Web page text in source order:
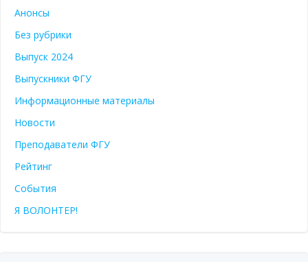
Анонсы
Без рубрики
Выпуск 2024
Выпускники ФГУ
Информационные материалы
Новости
Преподаватели ФГУ
Рейтинг
События
Я ВОЛОНТЕР!